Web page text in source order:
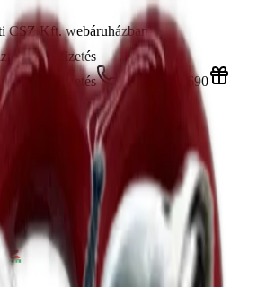
CSZ Kft. webáruházban!
fizetés
fizetés
+36 33 506 690
fizetés
+36 33 506 690